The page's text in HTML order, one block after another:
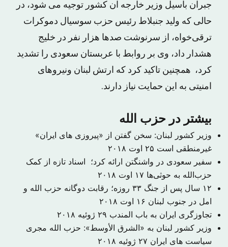
جبران باسیل وزیر خارجه ان کشور توجیه می شود، در
حالی که ولید جنبلاط رئیس حزب سوسیال دموکرات
ترقی‌خواه، از سرنوشت صدها هزار نفر در خلیج
هشدار داد، وی بر روابط با عربستان سعودی را تشدید
کرد، همچنین تاکید کرد که ارتش لبنان ونیروهای
امنیتی به این حمایت نیاز دارند.
بیشتر در حزب الله
وزیر کشور لبنان: سخن گفتن از «پیروزی های ایران»
غیرمنطقی است ۲۵ اوت ۲۰۱۸
سفیر سعودی در واشنگتن ارائه کرد؛ اسناد تازه از کمک
حزب‌الله به حوثی‌ها ۱۷ اوت ۲۰۱۸
۱۲ سال پس از جنگ ۳۳ روزه؛ رقابت دوگانه حزب الله و
امل در جنوب لبنان ۱۶ اوت ۲۰۱۸
تجاوزگری ایران به باب المندب ۲۹ ژوئیه ۲۰۱۸
وزیر کشور لبنان به «الشرق الأوسط»: حزب الله مجری
سیاست های ایران ۲۷ ژوئیه ۲۰۱۸